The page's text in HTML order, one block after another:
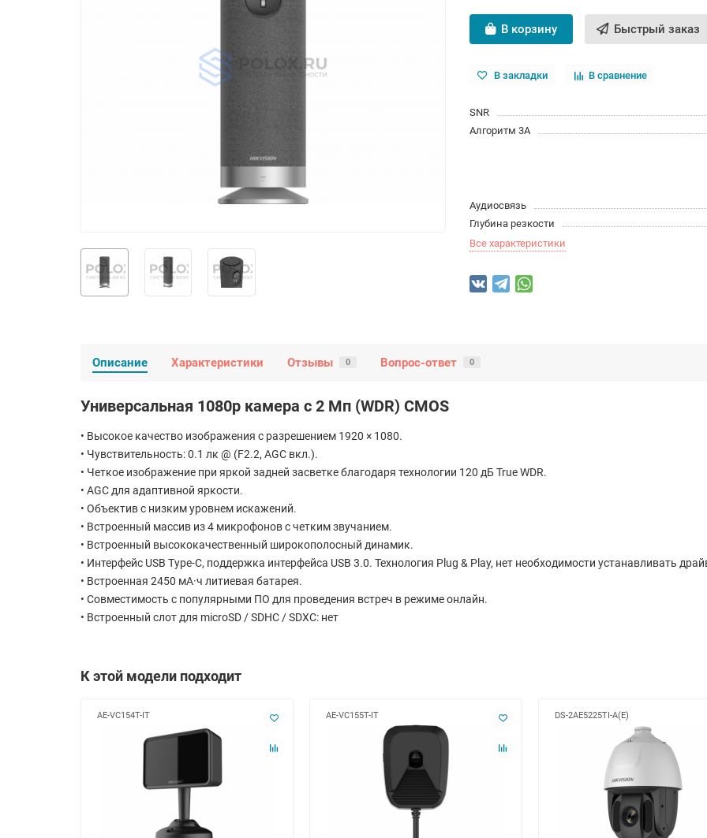
В корзину Быстрый заказ
В закладки В сравнение
SNR
Алгоритм 3A
Аудиосвязь
Глубина резкости
Все характеристики
Описание Характеристики Отзывы 0 Вопрос-ответ 0
Универсальная 1080р камера с 2 Мп (WDR) CMOS
• Высокое качество изображения c разрешением 1920 × 1080.
• Чувствительность: 0.1 лк @ (F2.2, AGC вкл.).
• Четкое изображение при яркой задней засветке благодаря технологии 120 дБ True WDR.
• AGC для адаптивной яркости.
• Объектив с низким уровнем искажений.
• Встроенный массив из 4 микрофонов с четким звучанием.
• Встроенный высококачественный широкополосный динамик.
• Интерфейс USB Type-C, поддержка интерфейса USB 3.0. Технология Plug & Play, нет необходимости устанавливать
• Встроенная 2450 мА·ч литиевая батарея.
• Совместимость с популярными ПО для проведения встреч в режиме онлайн.
• Встроенный слот для microSD / SDHC / SDXC: нет
К этой модели подходит
AE-VC154T-IT AE-VC155T-IT DS-2AE5225TI-A(E)